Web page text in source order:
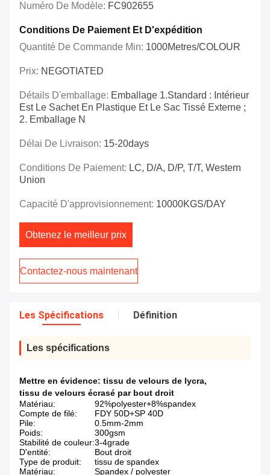
Numéro De Modèle: FC902655
Conditions De Paiement Et D'expédition
Quantité De Commande Min: 1000Metres/COLOUR
Prix: NEGOTIATED
Détails D'emballage: Emballage 1.Standard : Intérieur
Est Le Sachet En Plastique Et Le Sac Tissé Externe ;
2. Emballage N
Délai De Livraison: 15-20days
Conditions De Paiement: LC, D/A, D/P, T/T, Western
Union
Capacité D'approvisionnement: 10000KGS/DAY
Obtenez le meilleur prix
Contactez-nous maintenant
Les Spécifications Définition
Les spécifications
Mettre en évidence: tissu de velours de lycra,
tissu de velours écrasé par bout droit
Matériau:
92%polyester+8%spandex
Compte de filé:
FDY 50D+SP 40D
Pile:
0.5mm-2mm
Poids:
300gsm
Stabilité de couleur:3-4grade
D'entité:
Bout droit
Type de produit:
tissu de spandex
Matériau:
Spandex / polyester